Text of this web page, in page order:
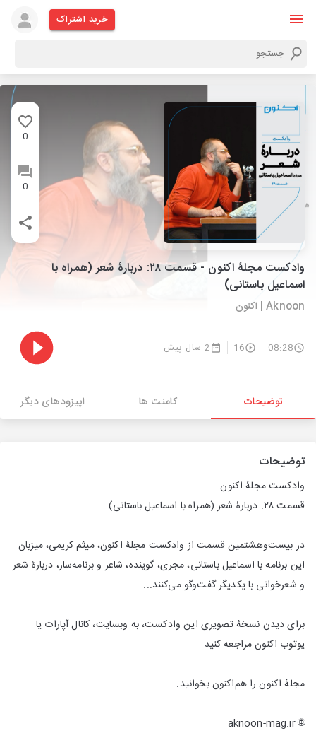
خرید اشتراک
0
0
وادکست مجلۀ اکنون - قسمت ۲۸: دربارۀ شعر (همراه با
اسماعیل باستانی)
Aknoon | اکنون
08:28
16 2 سال پیش
توضیحات کامنت ها اپیزودهای دیگر
توضیحات
وادکست مجلۀ اکنون
قسمت ۲۸: دربارۀ شعر (همراه با اسماعیل باستانی)
در بیست‌وهشتمین قسمت از وادکست مجلۀ اکنون، میثم کریمی، میزبان
این برنامه با اسماعیل باستانی، مجری، گوینده، شاعر و برنامه‌ساز، دربارۀ شعر
و شعرخوانی با یکدیگر گفت‌وگو می‌کنند...
برای دیدن نسخۀ تصویری این وادکست، به وبسایت، کانال آپارات یا
یوتوب اکنون مراجعه کنید.
مجلۀ اکنون را هم‌اکنون بخوانید.
🌐 aknoon-mag.ir